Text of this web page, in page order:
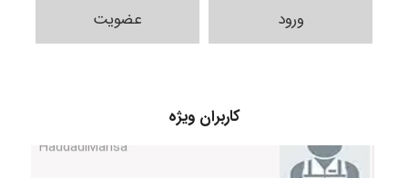
ورود عضویت
کاربران ویژه